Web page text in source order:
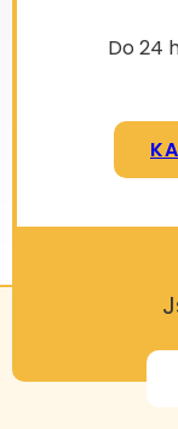
Do 24